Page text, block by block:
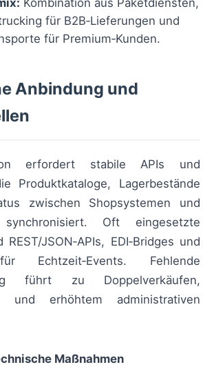
Kombination aus Paketdiensten,
für B2B‑Lieferungen und
für Premium‑Kunden.
Anbindung und
erfordert stabile APIs und
Produktkataloge, Lagerbestände
zwischen Shopsystemen und
synchronisiert. Oft eingesetzte
JSON‑APIs, EDI‑Bridges und
Echtzeit‑Events. Fehlende
führt zu Doppelverkäufen,
und erhöhtem administrativen
Maßnahmen